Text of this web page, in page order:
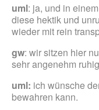
uml: ja, und in
diese hektik und
wieder mit rein
gw: wir sitzen hier
sehr angenehm
uml: ich wünsche
bewahren kann.